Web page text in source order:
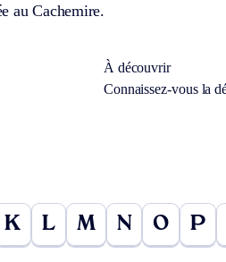
au Cachemire.
À découvrir
Connaissez-vous la
K L M N O P